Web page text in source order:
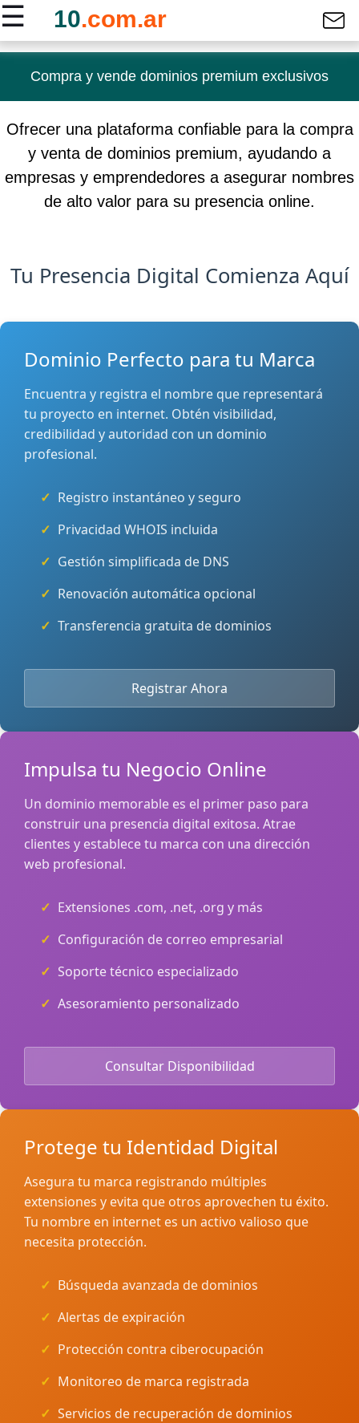
☰ 10.com.ar
Compra y vende dominios premium exclusivos
Ofrecer una plataforma confiable para la compra
y venta de dominios premium, ayudando a
empresas y emprendedores a asegurar nombres
de alto valor para su presencia online.
Tu Presencia Digital Comienza Aquí
Dominio Perfecto para tu Marca
Encuentra y registra el nombre que representará
tu proyecto en internet. Obtén visibilidad,
credibilidad y autoridad con un dominio
profesional.
Registro instantáneo y seguro
Privacidad WHOIS incluida
Gestión simplificada de DNS
Renovación automática opcional
Transferencia gratuita de dominios
Registrar Ahora
Impulsa tu Negocio Online
Un dominio memorable es el primer paso para
construir una presencia digital exitosa. Atrae
clientes y establece tu marca con una dirección
web profesional.
Extensiones .com, .net, .org y más
Configuración de correo empresarial
Soporte técnico especializado
Asesoramiento personalizado
Consultar Disponibilidad
Protege tu Identidad Digital
Asegura tu marca registrando múltiples
extensiones y evita que otros aprovechen tu éxito.
Tu nombre en internet es un activo valioso que
necesita protección.
Búsqueda avanzada de dominios
Alertas de expiración
Protección contra ciberocupación
Monitoreo de marca registrada
Servicios de recuperación de dominios